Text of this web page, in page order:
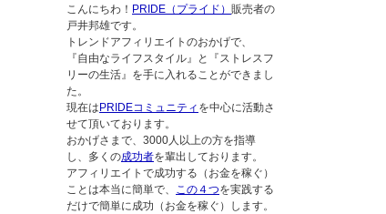
こんにちわ！ PRIDE（プライド） 販売者の
戸井邦雄です。
トレンドアフィリエイトのおかげで、
『自由なライフスタイル』と『ストレスフ
リーの生活』を手に入れることができまし
た。
現在はPRIDEコミュニティ を中心に活動さ
せて頂いております。
おかげさまで、3000人以上の方を指導
し、多くの成功者を輩出しております。
アフィリエイトで成功する（お金を稼ぐ）
ことは本当に簡単で、
この４つを実践する
だけで簡単に成功（お金を稼ぐ）します。